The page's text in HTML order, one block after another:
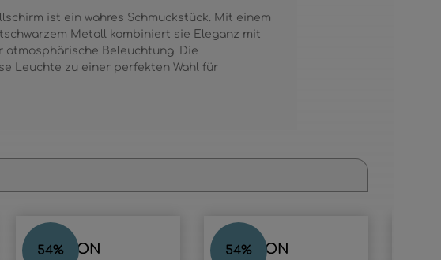
ist ein wahres Schmuckstück. Mit einem
Metall kombiniert sie Eleganz mit
Beleuchtung. Die
Leuchte zu einer perfekten Wahl für
54%
TRENTON 54%
TRENTON